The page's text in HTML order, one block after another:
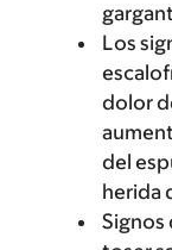
Los
dolor
del
herida
Signos